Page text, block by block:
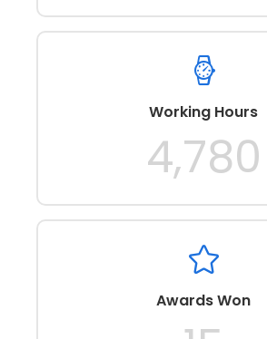
Working Hours
4,780
Awards Won